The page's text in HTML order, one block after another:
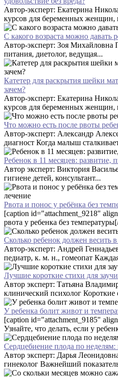
Автор-эксперт: Екатерина
курсов для беременных женщин,
С какого возраста можно давать
Автор-эксперт: Зоя Михайловна
питания, диетолог, ведущая...
Катетер для раскрытия шейки
зачем?
Автор-эксперт: Екатерина
курсов для беременных женщин,
Что можно есть после рвоты
Автор-эксперт: Александр
диагност Когда малыш
Ребенок в 11 месяцев: развитие,
Автор эксперт: Виктория
гигиене детей, консультант...
Рвота и понос у ребёнка без
[caption id="attachment_9218"
рвота у ребенка без
Сколько ребенок должен весить
Автор-эксперт: Андрей
педиатр, к. м. н., гомеопат
Лучшие короткие стихи для
Автор эксперт: Татьяна
клинический психолог Короткие
У ребенка болит живот и
[caption id="attachment_9185"
Узнайте, что делать, если у
Сердцебиение плода по
Автор эксперт: Дарья
гинеколог Важнейший